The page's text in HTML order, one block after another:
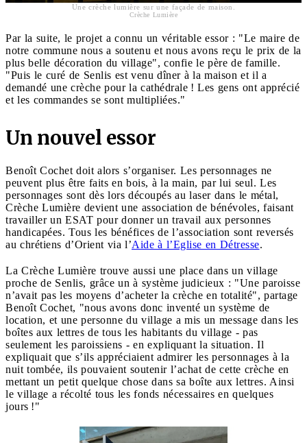
Une crèche lumière sur une façade de maison.
Crèche Lumière
Par la suite, le projet a connu un véritable essor : "Le maire de
notre commune nous a soutenu et nous avons reçu le prix de la
plus belle décoration du village", confie le père de famille.
"Puis le curé de Senlis est venu dîner à la maison et il a
demandé une crèche pour la cathédrale ! Les gens ont apprécié
et les commandes se sont multipliées."
Un nouvel essor
Benoît Cochet doit alors s’organiser. Les personnages ne
peuvent plus être faits en bois, à la main, par lui seul. Les
personnages sont dès lors découpés au laser dans le métal,
Crèche Lumière devient une association de bénévoles, faisant
travailler un ESAT pour donner un travail aux personnes
handicapées. Tous les bénéfices de l’association sont reversés
au chrétiens d’Orient via l’Aide à l’Eglise en Détresse.
La Crèche Lumière trouve aussi une place dans un village
proche de Senlis, grâce un à système judicieux : "Une paroisse
n’avait pas les moyens d’acheter la crèche en totalité", partage
Benoît Cochet, "nous avons donc inventé un système de
location, et une personne du village a mis un message dans les
boîtes aux lettres de tous les habitants du village - pas
seulement les paroissiens - en expliquant la situation. Il
expliquait que s’ils appréciaient admirer les personnages à la
nuit tombée, ils pouvaient soutenir l’achat de cette crèche en
mettant un petit quelque chose dans sa boîte aux lettres. Ainsi
le village a récolté tous les fonds nécessaires en quelques
jours !"